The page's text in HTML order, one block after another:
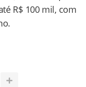
R$ 100 mil, com